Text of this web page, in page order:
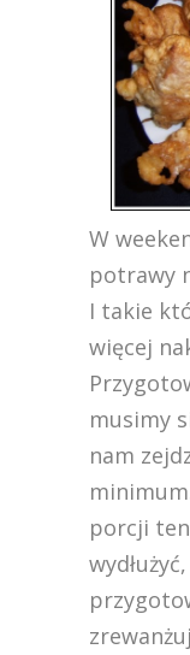
W
potrawy
I takie
więcej
musimy
nam
porcji